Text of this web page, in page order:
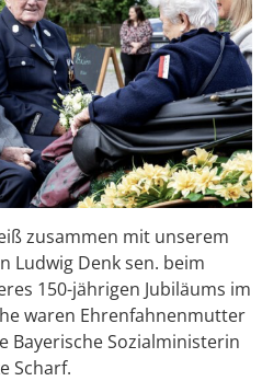
zusammen mit unserem
Ludwig Denk sen. beim
150-jährigen Jubiläums im
waren Ehrenfahnenmutter
Bayerische Sozialministerin
Scharf.